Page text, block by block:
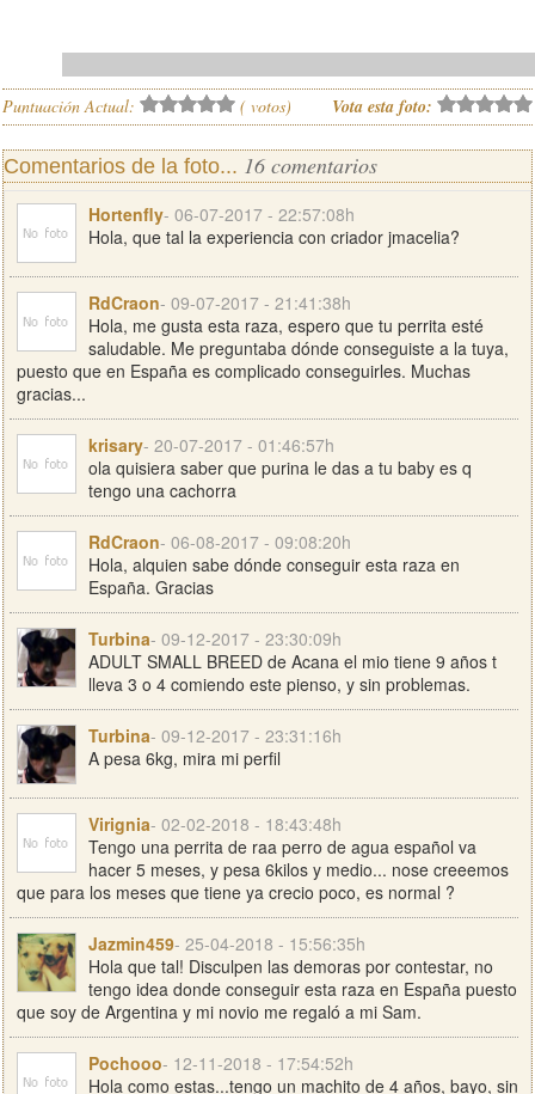
Puntuación Actual: ( votos) Vota esta foto:
Comentarios de la foto... 16 comentarios
Hortenfly- 06-07-2017 - 22:57:08h
Hola, que tal la experiencia con criador jmacelia?
RdCraon- 09-07-2017 - 21:41:38h
Hola, me gusta esta raza, espero que tu perrita esté
saludable. Me preguntaba dónde conseguiste a la tuya,
puesto que en España es complicado conseguirles. Muchas
gracias...
krisary- 20-07-2017 - 01:46:57h
ola quisiera saber que purina le das a tu baby es q
tengo una cachorra
RdCraon- 06-08-2017 - 09:08:20h
Hola, alquien sabe dónde conseguir esta raza en
España. Gracias
Turbina- 09-12-2017 - 23:30:09h
ADULT SMALL BREED de Acana el mio tiene 9 años t
lleva 3 o 4 comiendo este pienso, y sin problemas.
Turbina- 09-12-2017 - 23:31:16h
A pesa 6kg, mira mi perfil
Virignia- 02-02-2018 - 18:43:48h
Tengo una perrita de raa perro de agua español va
hacer 5 meses, y pesa 6kilos y medio... nose creeemos
que para los meses que tiene ya crecio poco, es normal ?
Jazmin459- 25-04-2018 - 15:56:35h
Hola que tal! Disculpen las demoras por contestar, no
tengo idea donde conseguir esta raza en España puesto
que soy de Argentina y mi novio me regaló a mi Sam.
Pochooo- 12-11-2018 - 17:54:52h
Hola como estas...tengo un machito de 4 años, bayo, sin